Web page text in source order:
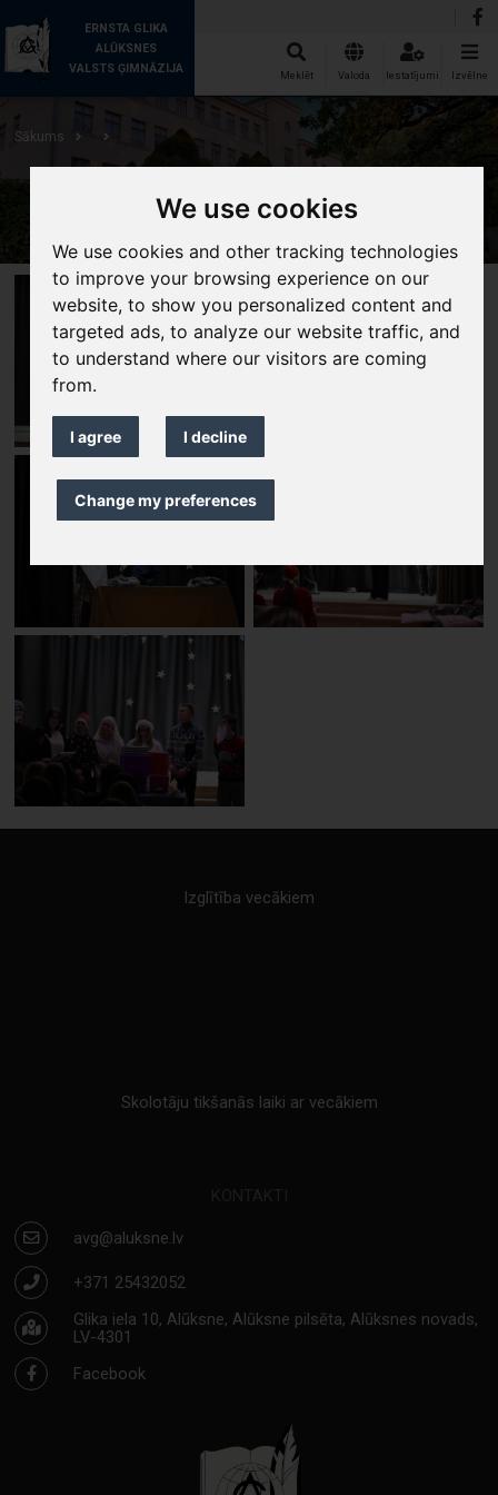
We use cookies
We use cookies and other tracking technologies
to improve your browsing experience on our
website, to show you personalized content and
targeted ads, to analyze our website traffic, and
to understand where our visitors are coming
from.
I agree I decline
Change my preferences
ERNSTA GLIKA
ALŪKSNES
VALSTS ĢIMNĀZIJA
Izvēlne
Iestatījumi
Valoda
Meklēt
Sākums
Izglītība vecākiem
Skolotāju tikšanās laiki ar vecākiem
avg@aluksne.lv
+371 25432052
Glika iela 10, Alūksne, Alūksne pilsēta, Alūksnes novads,
LV-4301
Facebook